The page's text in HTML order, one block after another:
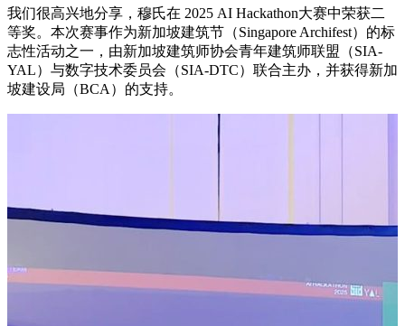
我们很高兴地分享，穆氏在 2025 AI Hackathon大赛中荣获二
等奖。本次赛事作为新加坡建筑节（Singapore Archifest）的标
志性活动之一，由新加坡建筑师协会青年建筑师联盟（SIA-
YAL）与数字技术委员会（SIA-DTC）联合主办，并获得新加
坡建设局（BCA）的支持。